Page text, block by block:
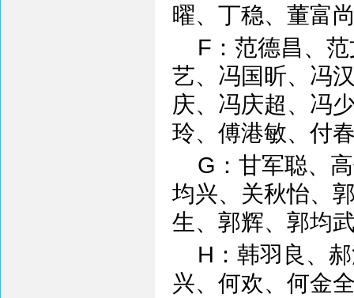
曜、丁稳、董富
F：范德昌、
艺、冯国昕、冯
庆、冯庆超、冯
玲、傅港敏、付
G：甘军聪、
均兴、关秋怡、
生、郭辉、郭均
H：韩羽良、
兴、何欢、何金